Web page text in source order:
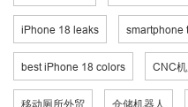
iPhone 18 leaks smartphone
best iPhone 18 colors CNC
移动厕所外贸 仓储机器人